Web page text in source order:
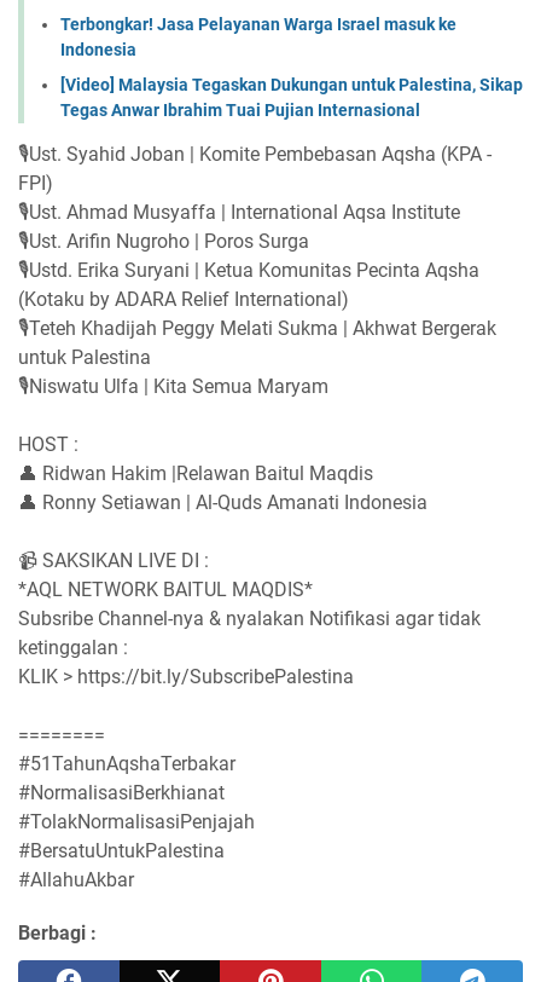
Terbongkar! Jasa Pelayanan Warga Israel masuk ke
Indonesia
[Video] Malaysia Tegaskan Dukungan untuk Palestina, Sikap
Tegas Anwar Ibrahim Tuai Pujian Internasional
🎙️Ust. Syahid Joban | Komite Pembebasan Aqsha (KPA -
FPI)
🎙️Ust. Ahmad Musyaffa | International Aqsa Institute
🎙️Ust. Arifin Nugroho | Poros Surga
🎙️Ustd. Erika Suryani | Ketua Komunitas Pecinta Aqsha
(Kotaku by ADARA Relief International)
🎙️Teteh Khadijah Peggy Melati Sukma | Akhwat Bergerak
untuk Palestina
🎙️Niswatu Ulfa | Kita Semua Maryam
HOST :
👤 Ridwan Hakim |Relawan Baitul Maqdis
👤 Ronny Setiawan | Al-Quds Amanati Indonesia
📹 SAKSIKAN LIVE DI :
*AQL NETWORK BAITUL MAQDIS*
Subsribe Channel-nya & nyalakan Notifikasi agar tidak
ketinggalan :
KLIK > https://bit.ly/SubscribePalestina
========
#51TahunAqshaTerbakar
#NormalisasiBerkhianat
#TolakNormalisasiPenjajah
#BersatuUntukPalestina
#AllahuAkbar
Berbagi :